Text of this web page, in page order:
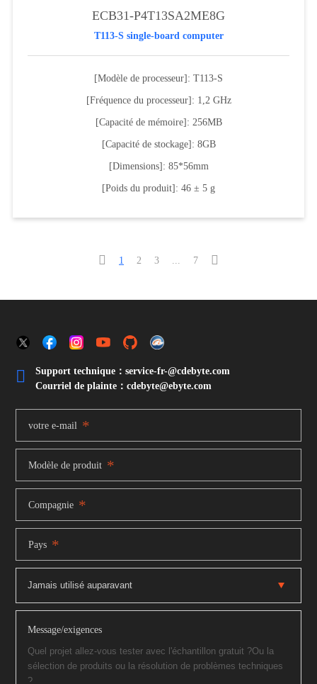
ECB31-P4T13SA2ME8G
T113-S single-board computer
[Modèle de processeur]: T113-S
[Fréquence du processeur]: 1,2 GHz
[Capacité de mémoire]: 256MB
[Capacité de stockage]: 8GB
[Dimensions]: 85*56mm
[Poids du produit]: 46 ± 5 g
 1 2 3 7 

Support technique：service-fr-@cdebyte.com
Courriel de plainte：cdebyte@ebyte.com
votre e-mail *
Modèle de produit *
Compagnie *
Pays *
Message/exigences